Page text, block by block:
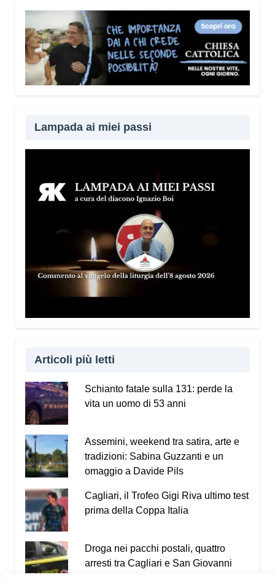
Lampada ai miei passi
Articoli più letti
Schianto fatale sulla 131: perde la
vita un uomo di 53 anni
Assemini, weekend tra satira, arte e
tradizioni: Sabina Guzzanti e un
omaggio a Davide Pils
Cagliari, il Trofeo Gigi Riva ultimo test
prima della Coppa Italia
Droga nei pacchi postali, quattro
arresti tra Cagliari e San Giovanni